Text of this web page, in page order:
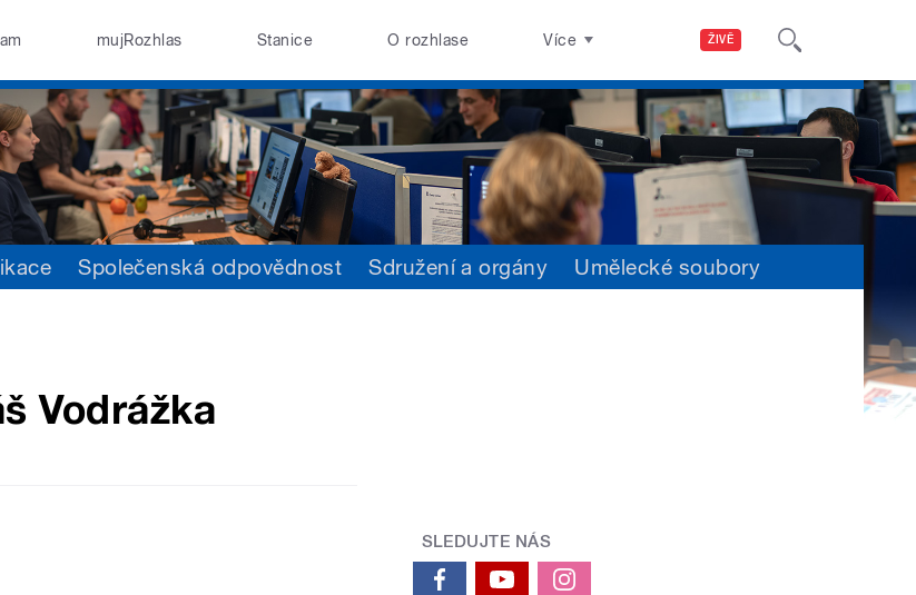
ŽIVĚ
mujRozhlas Stanice O rozhlase Více
Společenská odpovědnost Sdružení a orgány Umělecké soubory
Vodrážka
SLEDUJTE NÁS